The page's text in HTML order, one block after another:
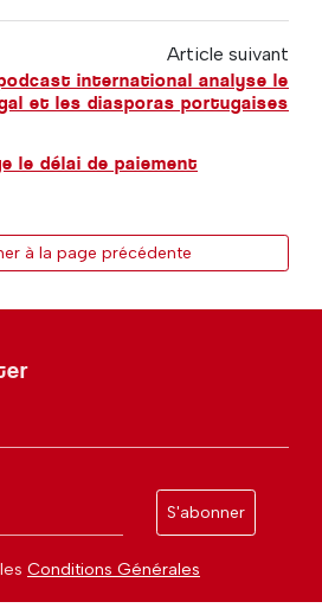
Article suivant
international analyse le
et les diasporas portugaises
le délai de paiement
à la page précédente
S'abonner
Conditions Générales